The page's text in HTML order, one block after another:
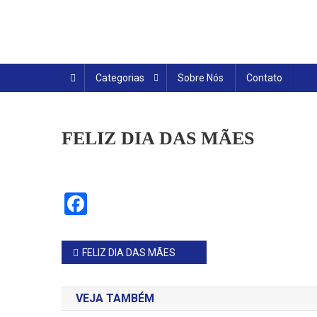
Categorias Sobre Nós Contato
FELIZ DIA DAS MÃES
Navegação
de
Post
FELIZ DIA DAS MÃES
VEJA TAMBÉM